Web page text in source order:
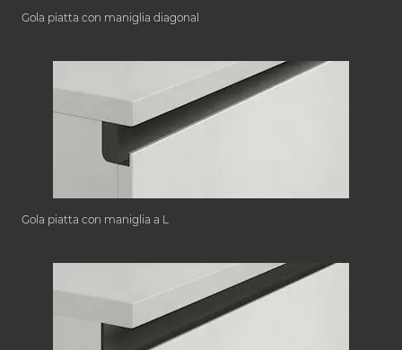
Gola piatta con maniglia diagonal
Gola piatta con maniglia a L